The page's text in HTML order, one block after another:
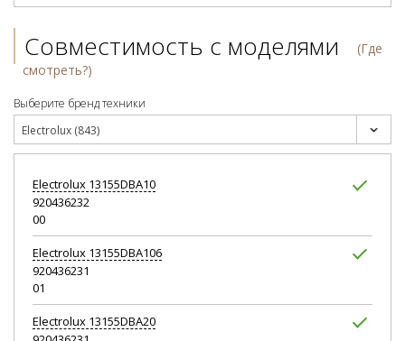
Совместимость с моделями
(Где
смотреть?)
Выберите бренд техники
Electrolux (843)
Electrolux 13155DBA10
920436232
00
Electrolux 13155DBA106
920436231
01
Electrolux 13155DBA20